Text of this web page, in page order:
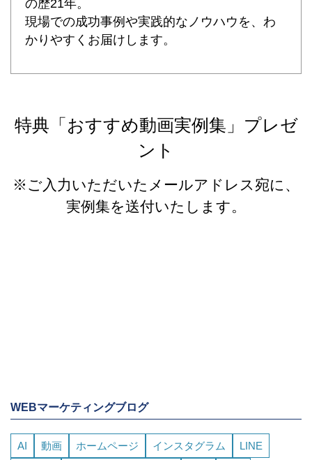
の歴21年。
現場での成功事例や実践的なノウハウを、わ
かりやすくお届けします。
特典「おすすめ動画実例集」プレゼ
ント
※ご入力いただいたメールアドレス宛に、
実例集を送付いたします。
WEBマーケティングブログ
AI 動画 ホームページ インスタグラム LINE